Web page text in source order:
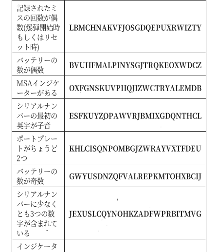
記録されたミ
スの回数が偶
数(爆弾開始時
もしくはリセ
ット時)
LBMCHNAKVFJOSGDQEPUXRWIZTY
バッテリーの
数が偶数
BVUHFMALPINYSGJTRQKEOXWDCZ
MSAインジケ
ーターがある
OXFGNSKUVPHQJIZWCTRYALEMDB
シリアルナン
バーの最初の
英字が子音
ESFKUYZOPAWVRJBMIXGDQNTHCL
ポートプレー
トがちょうど
2つ
KHLCISQNPOMBGJZWRAYVXTFDEU
バッテリーの
数が奇数
GWYUSDNZQFVALREPKMTOHXBCIJ
シリアルナン
バーに少なく
とも3つの数
字が含まれて
いる
JEXUSLCQYNOHKZADFWPRBITMVG
インジケータ